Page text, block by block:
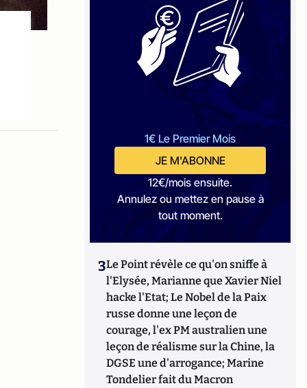
1€ Le Premier Mois
JE M'ABONNE
12€/mois ensuite.
Annulez ou mettez en pause à
tout moment.
3Le Point révèle ce qu'on sniffe à
l'Elysée, Marianne que Xavier Niel
hacke l'Etat; Le Nobel de la Paix
russe donne une leçon de
courage, l'ex PM australien une
leçon de réalisme sur la Chine, la
DGSE une d'arrogance; Marine
Tondelier fait du Macron